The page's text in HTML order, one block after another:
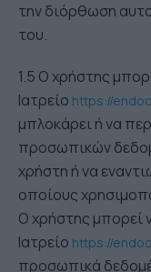
την διόρθωση
του.
1.5 Ο χρήστης
Ιατρείο https://
μπλοκάρει ή να
προσωπικών
χρήστη ή να
οποίους
Ο χρήστης μπορεί
Ιατρείο https://
προσωπικά